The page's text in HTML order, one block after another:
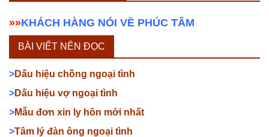
»»KHÁCH HÀNG NÓI VỀ PHÚC TÂM
BÀI VIẾT NÊN ĐỌC
>Dấu hiệu chồng ngoại tình
>Dấu hiệu vợ ngoại tình
>Mẫu đơn xin ly hôn mới nhất
>Tâm lý đàn ông ngoại tình